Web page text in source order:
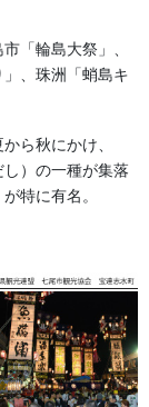
「輪島大祭」、
、珠洲「蛸島キ
ら秋にかけ、
し）の一種が集落
特に有名。